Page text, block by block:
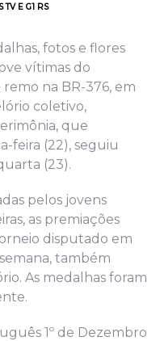
TV E G1 RS
fotos e flores
vítimas do
na BR-376, em
coletivo,
que
feira (22), seguiu
(23).
pelos jovens
as premiações
disputado em
também
As medalhas foram
1º de Dezembro